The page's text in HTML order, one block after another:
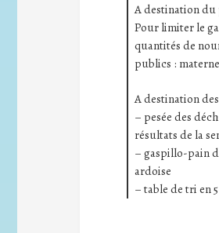
A destination du
Pour limiter le
quantités de
publics :
A destination
– pesée des
résultats de la
– gaspillo-pain
ardoise
– table de tri en